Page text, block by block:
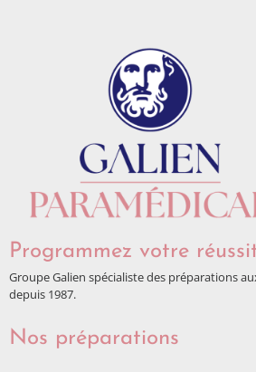
Programmez votre
Groupe Galien spécialiste des préparations
depuis 1987.
Nos préparations